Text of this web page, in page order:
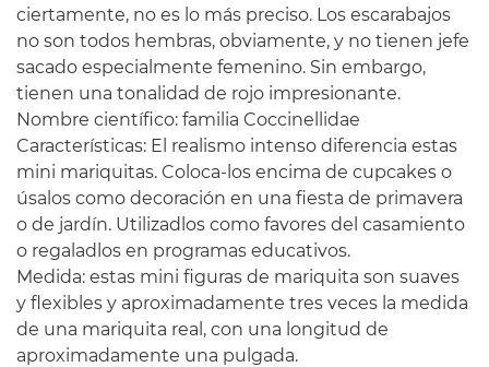
ciertamente, no es lo más preciso. Los escarabajos
no son todos hembras, obviamente, y no tienen jefe
sacado especialmente femenino. Sin embargo,
tienen una tonalidad de rojo impresionante.
Nombre científico: familia Coccinellidae
Características: El realismo intenso diferencia estas
mini mariquitas. Coloca-los encima de cupcakes o
úsalos como decoración en una fiesta de primavera
o de jardín. Utilizadlos como favores del casamiento
o regaladlos en programas educativos.
Medida: estas mini figuras de mariquita son suaves
y flexibles y aproximadamente tres veces la medida
de una mariquita real, con una longitud de
aproximadamente una pulgada.